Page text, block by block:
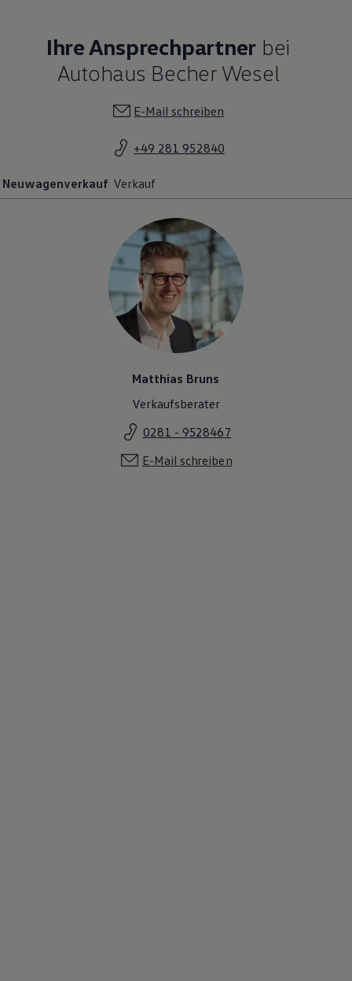
Ihre Ansprechpartner bei
Autohaus Becher Wesel
E-Mail schreiben
+49 281 952840
Neuwagenverkauf Verkauf
Matthias Bruns
Verkaufsberater
0281 - 9528467
E-Mail schreiben